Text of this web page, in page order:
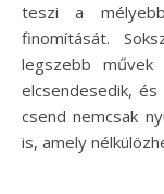
teszi a
finomítását.
legszebb
elcsendesedik,
csend nemcsak
is, amely